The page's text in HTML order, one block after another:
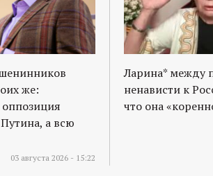
же:
а всю
03 августа 2026 - 15:22
Ларина* между
ненависти к
что она